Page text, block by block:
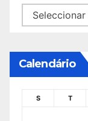
Arquivo
Calendário
S T